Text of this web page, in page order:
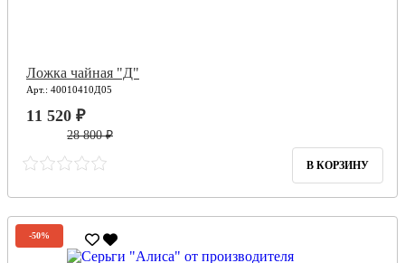
Ложка чайная "Д"
Арт.: 40010410Д05
11 520 ₽
28 800 ₽
В КОРЗИНУ
-50%